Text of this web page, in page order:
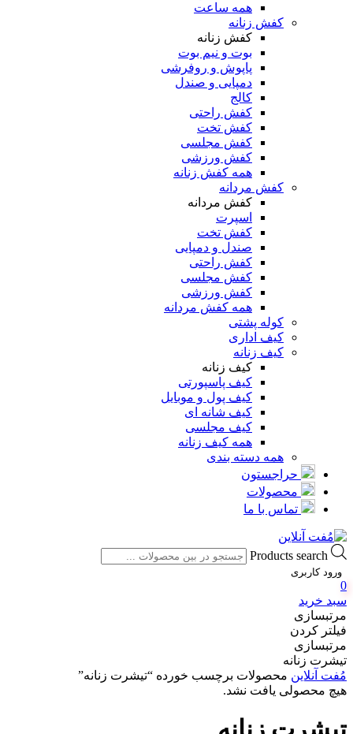
همه ساعت
کفش زنانه
کفش زنانه
بوت و نیم بوت
پاپوش و روفرشی
دمپایی و صندل
کالج
کفش راحتی
کفش تخت
کفش مجلسی
کفش ورزشی
همه کفش زنانه
کفش مردانه
کفش مردانه
اسپرت
کفش تخت
صندل و دمپایی
کفش راحتی
کفش مجلسی
کفش ورزشی
همه کفش مردانه
کوله پشتی
کیف اداری
کیف زنانه
کیف زنانه
کیف پاسپورتی
کیف پول و موبایل
کیف شانه ای
کیف مجلسی
همه کیف زنانه
همه دسته بندی
حراجستون
محصولات
تماس با ما
Products search
ورود کاربری
0
سبد خرید
مرتبسازی
فیلتر کردن
مرتبسازی
تیشرت زنانه
مُفت آنلاین محصولات برچسب خورده “تیشرت زنانه”
هیچ محصولی یافت نشد.